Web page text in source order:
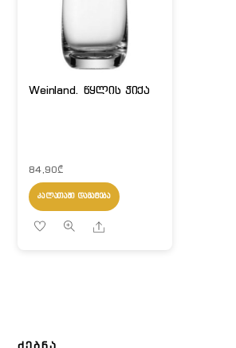
Weinland. წყლის ჭიქა
84,90₾
ᲙᲐᲚᲐᲗᲐᲨᲘ ᲓᲐᲛᲐᲢᲔᲑᲐ
Share